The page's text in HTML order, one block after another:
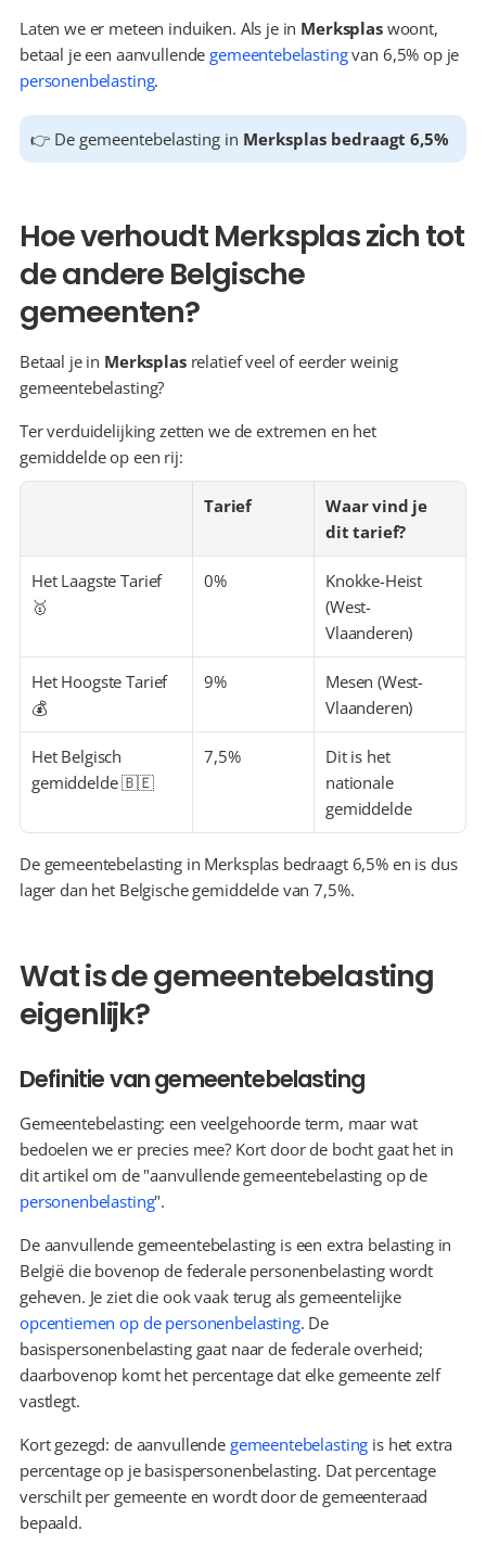
Laten we er meteen induiken. Als je in Merksplas woont,
betaal je een aanvullende gemeentebelasting
personenbelasting.
👉 De gemeentebelasting in Merksplas bedraagt 6,5%
Hoe verhoudt Merksplas zich tot
de andere Belgische
gemeenten?
Betaal je in Merksplas relatief veel of eerder weinig
gemeentebelasting?
Ter verduidelijking zetten we de extremen en het
gemiddelde op een rij:
Tarief
Waar vind je
dit tarief?
Het Laagste Tarief
🥇
0%
Knokke-Heist
(West-
Vlaanderen)
Het Hoogste Tarief
💰
9%
Mesen (West-
Vlaanderen)
Het Belgisch
gemiddelde 🇧🇪
7,5%
Dit is het
nationale
gemiddelde
De gemeentebelasting in Merksplas bedraagt 6,5% en is dus
lager dan het Belgische gemiddelde van 7,5%.
Wat is de gemeentebelasting
eigenlijk?
Definitie van gemeentebelasting
Gemeentebelasting: een veelgehoorde term, maar wat
bedoelen we er precies mee? Kort door de bocht gaat het in
dit artikel om de "aanvullende gemeentebelasting op de
personenbelasting".
De aanvullende gemeentebelasting is een extra belasting in
België die bovenop de federale personenbelasting wordt
opcentiemen op de personenbelasting. De
basispersonenbelasting gaat naar de federale overheid;
daarbovenop komt het percentage dat elke gemeente zelf
vastlegt.
Kort gezegd: de aanvullende gemeentebelasting is het extra
percentage op je basispersonenbelasting. Dat percentage
verschilt per gemeente en wordt door de gemeenteraad
bepaald.